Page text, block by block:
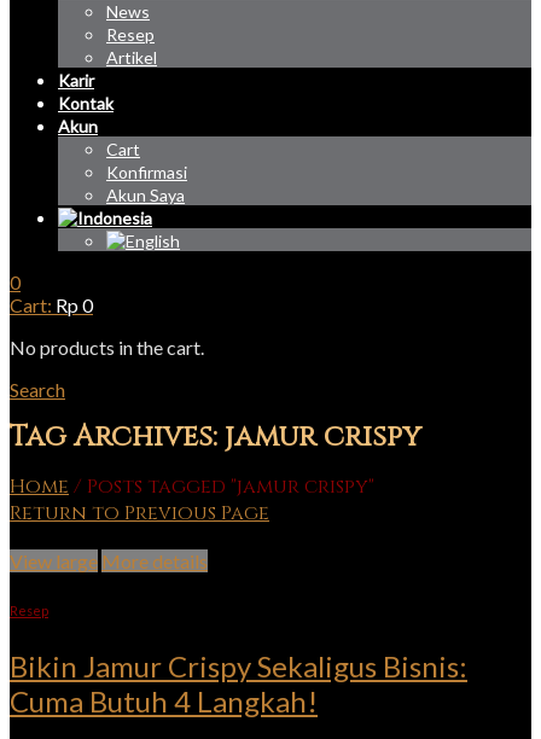
News
Resep
Artikel
Karir
Kontak
Akun
Cart
Konfirmasi
Akun Saya
0
Cart: Rp0
No products in the cart.
Search
Tag Archives: jamur crispy
Home / Posts tagged "jamur crispy"
Return to Previous Page
View large More details
Resep
Bikin Jamur Crispy Sekaligus Bisnis:
Cuma Butuh 4 Langkah!